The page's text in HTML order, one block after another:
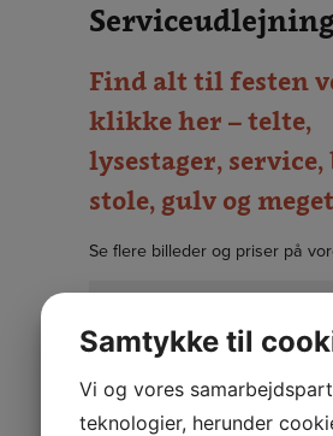
Find alt til festen
klikke her – telte,
lysestager, service,
stole, gulv og
Se flere billeder og priser på
Sølv lysestage
Samtykke til
Vi og vores
teknologier, herunder